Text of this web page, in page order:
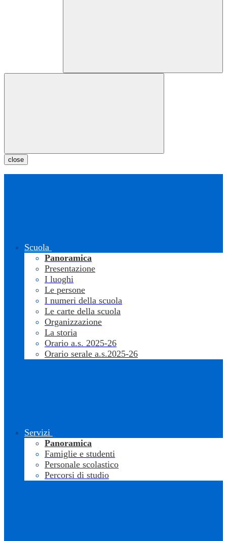
close
Scuola
Panoramica
Presentazione
I luoghi
Le persone
I numeri della scuola
Le carte della scuola
Organizzazione
La storia
Orario a.s. 2025-26
Orario serale a.s.2025-26
Servizi
Panoramica
Famiglie e studenti
Personale scolastico
Percorsi di studio